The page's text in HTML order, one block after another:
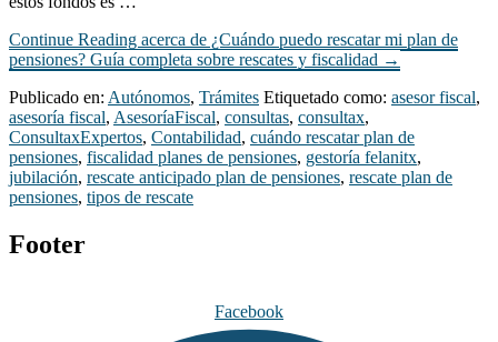
Continue Reading acerca de ¿Cuándo puedo rescatar mi plan de
pensiones? Guía completa sobre rescates y fiscalidad →
Publicado en: Autónomos, Trámites Etiquetado como: asesor fiscal,
asesoría fiscal, AsesoríaFiscal, consultas, consultax,
ConsultaxExpertos, Contabilidad, cuándo rescatar plan de
pensiones, fiscalidad planes de pensiones, gestoría felanitx,
jubilación, rescate anticipado plan de pensiones, rescate plan de
pensiones, tipos de rescate
Footer
Facebook